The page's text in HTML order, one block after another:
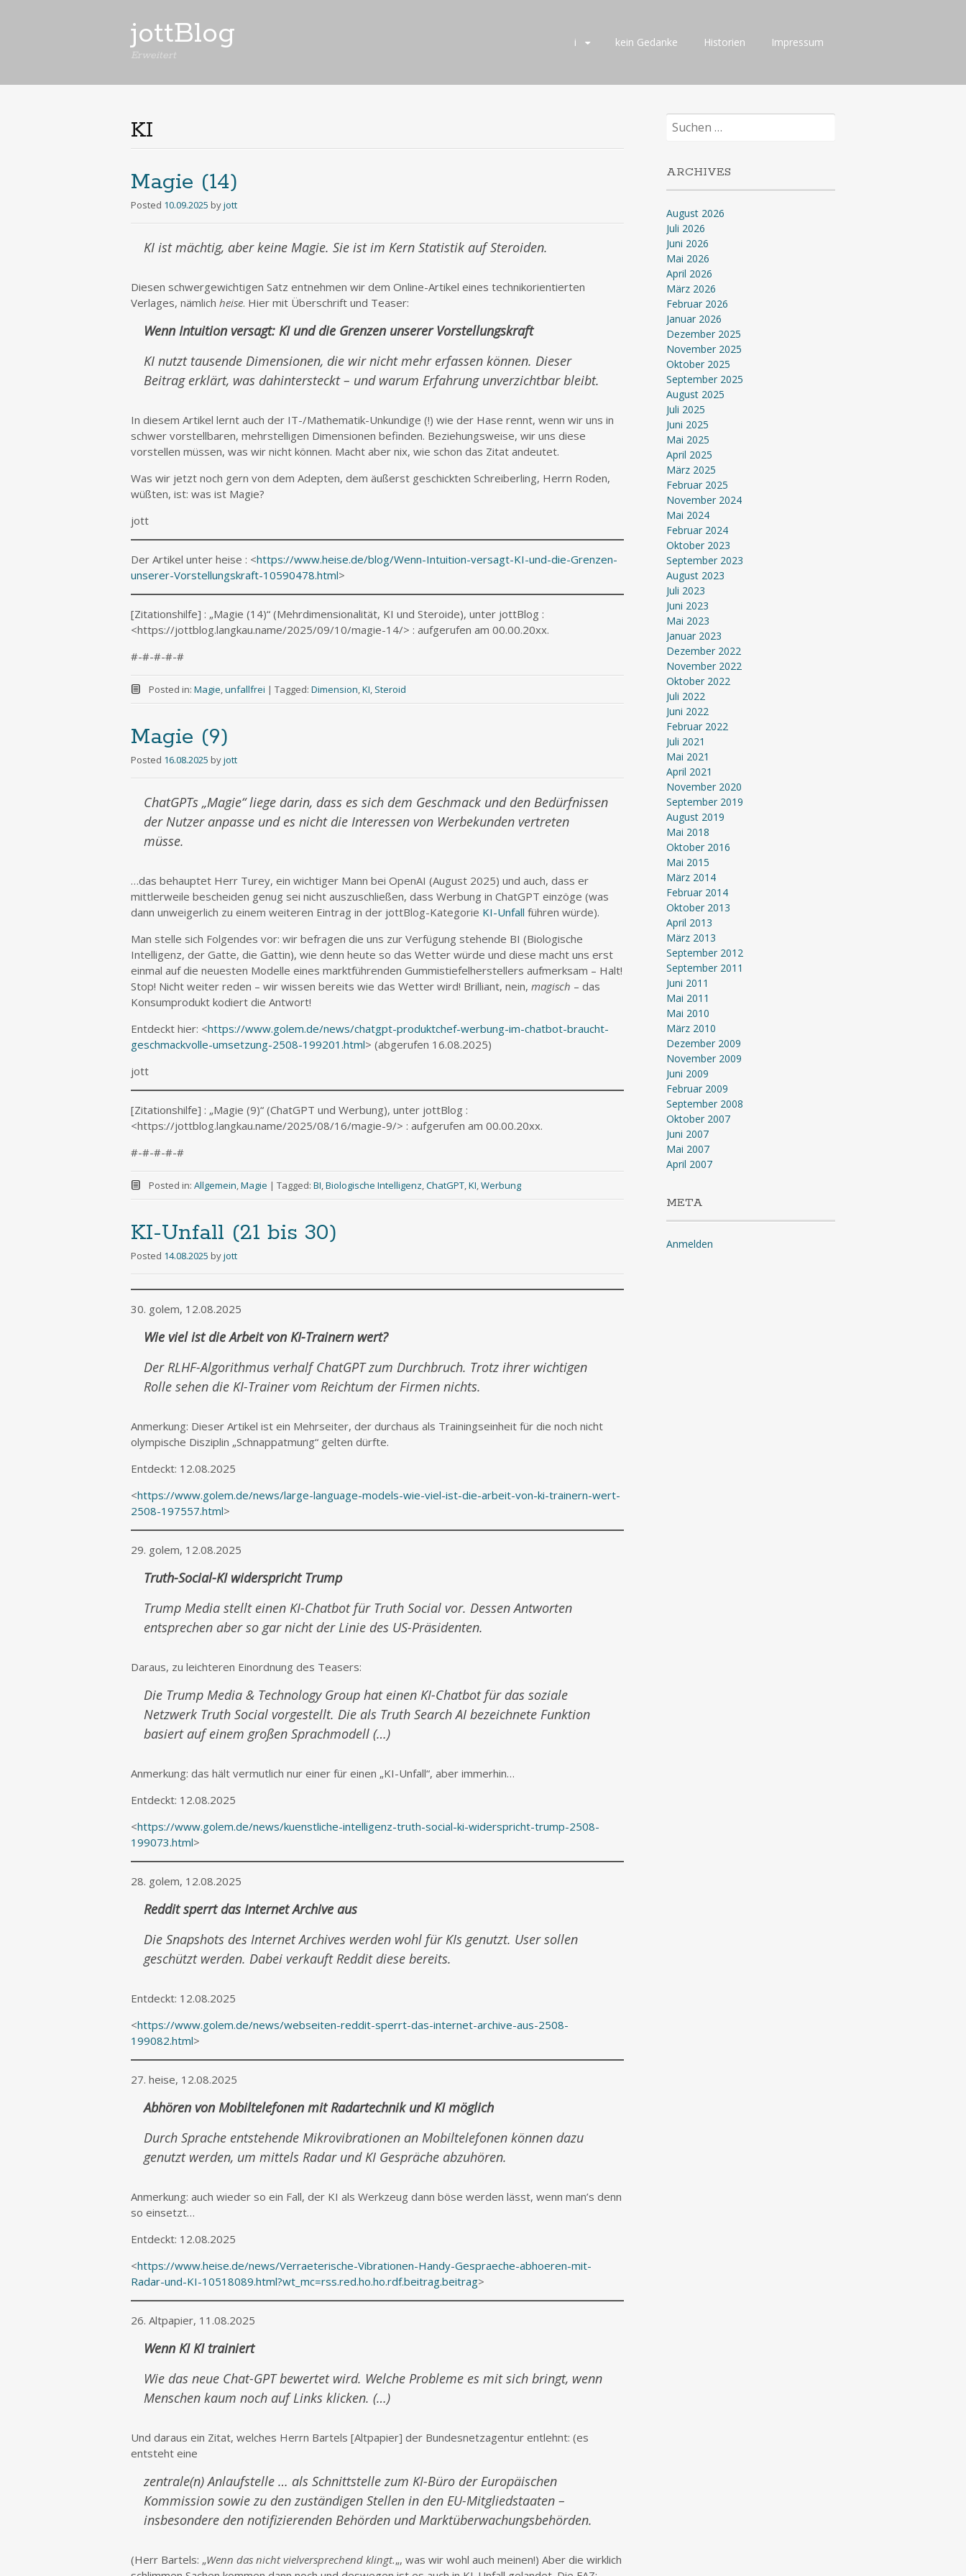
jottBlog
Erweitert
Skip
i kein Gedanke Historien Impressum
KI
Magie (14)
Posted 10.09.2025 byjott
KI ist mächtig, aber keine Magie. Sie ist im Kern Statistik auf Steroiden.
Diesen schwergewichtigen Satz entnehmen wir dem Online-Artikel eines technikorientierten
Verlages, nämlich heise. Hier mit Überschrift und Teaser:
Wenn Intuition versagt: KI und die Grenzen unserer Vorstellungskraft
KI nutzt tausende Dimensionen, die wir nicht mehr erfassen können. Dieser
Beitrag erklärt, was dahintersteckt – und warum Erfahrung unverzichtbar bleibt.
In diesem Artikel lernt auch der IT-/Mathematik-Unkundige (!) wie der Hase rennt, wenn wir uns in
schwer vorstellbaren, mehrstelligen Dimensionen befinden. Beziehungsweise, wir uns diese
vorstellen müssen, was wir nicht können. Macht aber nix, wie schon das Zitat andeutet.
Was wir jetzt noch gern von dem Adepten, dem äußerst geschickten Schreiberling, Herrn Roden,
wüßten, ist: was ist Magie?
jott
Der Artikel unter heise : <https://www.heise.de/blog/Wenn-Intuition-versagt-KI-und-die-Grenzen-
unserer-Vorstellungskraft-10590478.html>
[Zitationshilfe] : „Magie (14)“ (Mehrdimensionalität, KI und Steroide), unter jottBlog :
<https://jottblog.langkau.name/2025/09/10/magie-14/> : aufgerufen am 00.00.20xx.
#-#-#-#-#
Posted in: Magie,unfallfrei | Tagged: Dimension,KI, Steroid
Magie (9)
Posted 16.08.2025 byjott
ChatGPTs „Magie“liege darin, dass es sich dem Geschmack und den Bedürfnissen
der Nutzer anpasse und es nicht die Interessen von Werbekunden vertreten
müsse.
…das behauptet Herr Turey, ein wichtiger Mann bei OpenAI (August 2025) und auch, dass er
mittlerweile bescheiden genug sei nicht auszuschließen, dass Werbung in ChatGPT einzöge (was
dann unweigerlich zu einem weiteren Eintrag in der jottBlog-Kategorie KI-Unfall führen würde).
Man stelle sich Folgendes vor: wir befragen die uns zur Verfügung stehende BI (Biologische
Intelligenz, der Gatte, die Gattin), wie denn heute so das Wetter würde und diese macht uns erst
einmal auf die neuesten Modelle eines marktführenden Gummistiefelherstellers aufmerksam – Halt!
Stop! Nicht weiter reden – wir wissen bereits wie das Wetter wird! Brilliant, nein, magisch – das
Konsumprodukt kodiert die Antwort!
Entdeckt hier: <https://www.golem.de/news/chatgpt-produktchef-werbung-im-chatbot-braucht-
geschmackvolle-umsetzung-2508-199201.html> (abgerufen 16.08.2025)
jott
[Zitationshilfe] : „Magie (9)“ (ChatGPT und Werbung), unter jottBlog :
<https://jottblog.langkau.name/2025/08/16/magie-9/> : aufgerufen am 00.00.20xx.
#-#-#-#-#
Posted in: Allgemein,Magie | Tagged: BI,Biologische Intelligenz,ChatGPT,KI,Werbung
KI-Unfall (21 bis 30)
Posted 14.08.2025 byjott
30. golem, 12.08.2025
Wie viel ist die Arbeit von KI-Trainern wert?
Der RLHF-Algorithmus verhalf ChatGPT zum Durchbruch. Trotz ihrer wichtigen
Rolle sehen die KI-Trainer vom Reichtum der Firmen nichts.
Anmerkung: Dieser Artikel ist ein Mehrseiter, der durchaus als Trainingseinheit für die noch nicht
olympische Disziplin „Schnappatmung“ gelten dürfte.
Entdeckt: 12.08.2025
<https://www.golem.de/news/large-language-models-wie-viel-ist-die-arbeit-von-ki-trainern-wert-
2508-197557.html>
29. golem, 12.08.2025
Truth-Social-KI widerspricht Trump
Trump Media stellt einen KI-Chatbot für Truth Social vor. Dessen Antworten
entsprechen aber so gar nicht der Linie des US-Präsidenten.
Daraus, zu leichteren Einordnung des Teasers:
Die Trump Media & Technology Group hat einen KI-Chatbot für das soziale
Netzwerk Truth Social vorgestellt. Die als Truth Search AI bezeichnete Funktion
basiert auf einem großen Sprachmodell (…)
Anmerkung: das hält vermutlich nur einer für einen „KI-Unfall“, aber immerhin…
Entdeckt: 12.08.2025
<https://www.golem.de/news/kuenstliche-intelligenz-truth-social-ki-widerspricht-trump-2508-
199073.html>
28. golem, 12.08.2025
Reddit sperrt das Internet Archive aus
Die Snapshots des Internet Archives werden wohl für KIs genutzt. User sollen
geschützt werden. Dabei verkauft Reddit diese bereits.
Entdeckt: 12.08.2025
<https://www.golem.de/news/webseiten-reddit-sperrt-das-internet-archive-aus-2508-
199082.html>
27. heise, 12.08.2025
Abhören von Mobiltelefonen mit Radartechnik und KI möglich
Durch Sprache entstehende Mikrovibrationen an Mobiltelefonen können dazu
genutzt werden, um mittels Radar und KI Gespräche abzuhören.
Anmerkung: auch wieder so ein Fall, der KI als Werkzeug dann böse werden lässt, wenn man’s denn
so einsetzt…
Entdeckt: 12.08.2025
<https://www.heise.de/news/Verraeterische-Vibrationen-Handy-Gespraeche-abhoeren-mit-
Radar-und-KI-10518089.html?wt_mc=rss.red.ho.ho.rdf.beitrag.beitrag>
26. Altpapier, 11.08.2025
Wenn KI KI trainiert
Wie das neue Chat-GPT bewertet wird. Welche Probleme es mit sich bringt, wenn
Menschen kaum noch auf Links klicken. (…)
Und daraus ein Zitat, welches Herrn Bartels [Altpapier] der Bundesnetzagentur entlehnt: (es
entsteht eine
zentrale(n) Anlaufstelle … als Schnittstelle zum KI-Büro der Europäischen
Kommission sowie zu den zuständigen Stellen in den EU-Mitgliedstaaten –
insbesondere den notifizierenden Behörden und Marktüberwachungsbehörden.
(Herr Bartels: „Wenn das nicht vielversprechend klingt.„, was wir wohl auch meinen!) Aber die wirklich
Suchen
nach:
ARCHIVES
August 2026
Juli 2026
Juni 2026
Mai 2026
April 2026
März 2026
Februar 2026
Januar 2026
Dezember 2025
November 2025
Oktober 2025
September 2025
August 2025
Juli 2025
Juni 2025
Mai 2025
April 2025
März 2025
Februar 2025
November 2024
Mai 2024
Februar 2024
Oktober 2023
September 2023
August 2023
Juli 2023
Juni 2023
Mai 2023
Januar 2023
Dezember 2022
November 2022
Oktober 2022
Juli 2022
Juni 2022
Februar 2022
Juli 2021
Mai 2021
April 2021
November 2020
September 2019
August 2019
Mai 2018
Oktober 2016
Mai 2015
März 2014
Februar 2014
Oktober 2013
April 2013
März 2013
September 2012
September 2011
Juni 2011
Mai 2011
Mai 2010
März 2010
Dezember 2009
November 2009
Juni 2009
Februar 2009
September 2008
Oktober 2007
Juni 2007
Mai 2007
April 2007
META
Anmelden